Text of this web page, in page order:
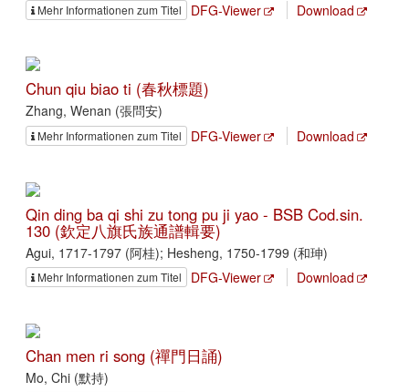
Mehr Informationen zum Titel DFG-Viewer Download
Chun qiu biao ti (春秋標題)
Zhang, Wenan (張問安)
Mehr Informationen zum Titel DFG-Viewer Download
Qin ding ba qi shi zu tong pu ji yao - BSB Cod.sin.
130 (欽定八旗氏族通譜輯要)
Agui, 1717-1797 (阿桂); Hesheng, 1750-1799 (和珅)
Mehr Informationen zum Titel DFG-Viewer Download
Chan men ri song (禪門日誦)
Mo, Chi (默持)